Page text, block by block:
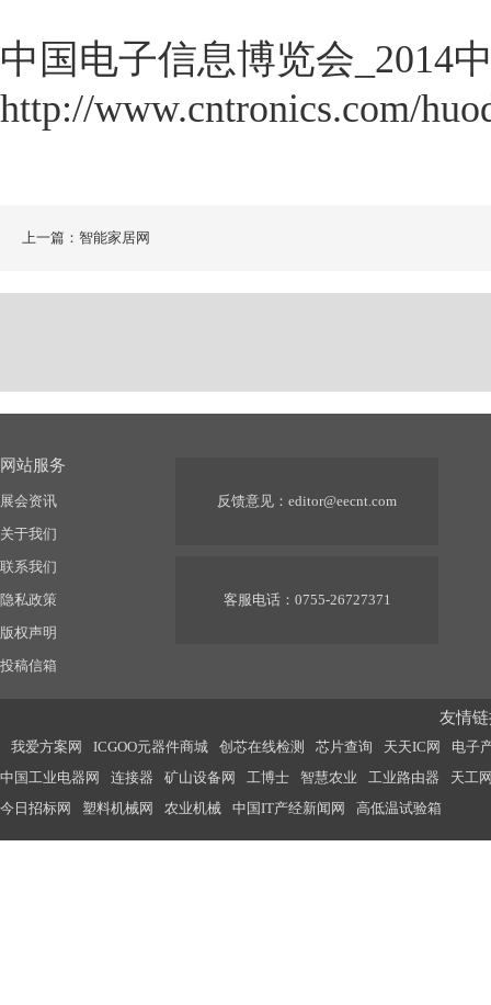
中国电子信息博览会_2014
http://www.cntronics.com/
上一篇：智能家居网
网站服务
展会资讯
关于我们
联系我们
隐私政策
版权声明
投稿信箱
反馈意见： editor@eecnt.com
客服电话：0755-26727371
友情
我爱方案网 ICGOO元器件商城 创芯在线检测 芯片查询 天天IC网
电子
中国工业电器网
连接器 矿山设备网 工博士 智慧农业 工业路由器
天工
今日招标网
塑料机械网 农业机械 中国IT产经新闻网 高低温试验箱